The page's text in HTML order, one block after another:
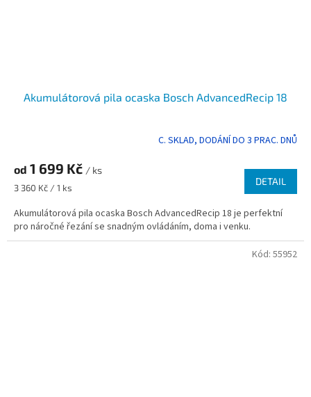
Akumulátorová pila ocaska Bosch AdvancedRecip 18
produktu
je
5,0
z
5
hvězdiček.
C. SKLAD, DODÁNÍ DO 3 PRAC. DNŮ
od 1 699 Kč / ks
Měrná
3 360 Kč / 1 ks
DETAIL
Akumulátorová pila ocaska Bosch AdvancedRecip 18 je perfektní
pro náročné řezání se snadným ovládáním, doma i venku.
Kód: 55952